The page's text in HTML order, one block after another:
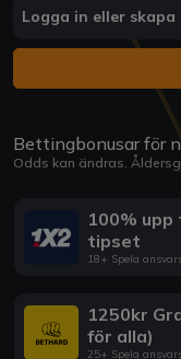
Logga in eller
Bettingbonusar för
Odds kan ändras.
100% upp
tipset
18+ Spela
1250kr
för alla)
25+ Spela